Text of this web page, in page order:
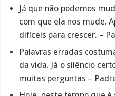
Já que não podemos
com que ela nos mude.
difíceis para crescer. –
Palavras erradas
da vida. Já o silêncio
muitas perguntas –